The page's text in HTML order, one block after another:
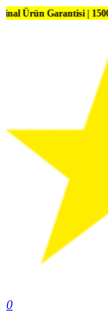
| 1500₺ ve
0